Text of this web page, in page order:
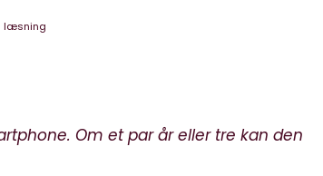
læsning
Om et par år eller tre kan den